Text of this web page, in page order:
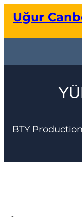
geçUğur
BTY Production